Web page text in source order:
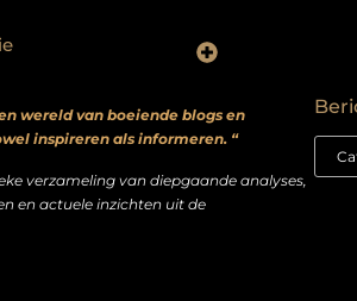
wereld van boeiende blogs en
inspireren als informeren. “
verzameling van diepgaande analyses,
en actuele inzichten uit de